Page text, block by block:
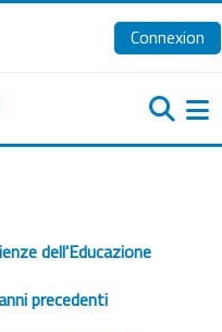
Connexion
dell'Educazione
precedenti